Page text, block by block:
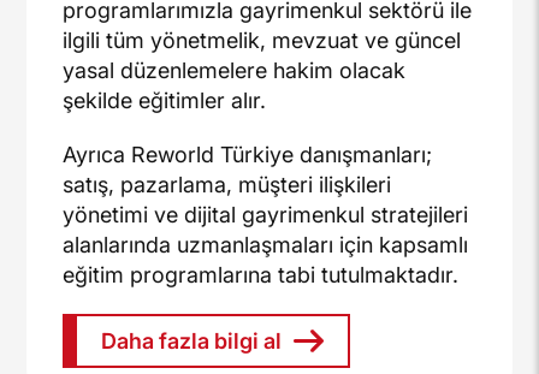
programlarımızla gayrimenkul sektörü ile
ilgili tüm yönetmelik, mevzuat ve güncel
yasal düzenlemelere hakim olacak
şekilde eğitimler alır.
Ayrıca Reworld Türkiye danışmanları;
satış, pazarlama, müşteri ilişkileri
yönetimi ve dijital gayrimenkul stratejileri
alanlarında uzmanlaşmaları için kapsamlı
eğitim programlarına tabi tutulmaktadır.
Daha fazla bilgi al